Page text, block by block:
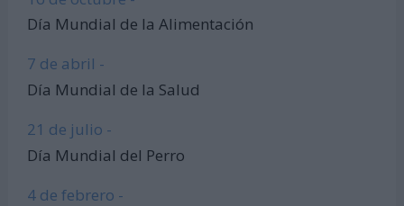
Día Mundial de la Alimentación
7 de abril -
Día Mundial de la Salud
21 de julio -
Día Mundial del Perro
4 de febrero -